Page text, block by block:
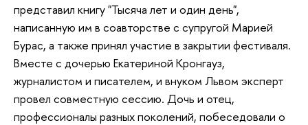
представил книгу "Тысяча лет и один день",
написанную им в соавторстве с супругой Марией
Бурас, а также принял участие в закрытии фестиваля.
Вместе с дочерью Екатериной Кронгауз,
журналистом и писателем, и внуком Львом эксперт
провел совместную сессию. Дочь и отец,
профессионалы разных поколений, побеседовали о